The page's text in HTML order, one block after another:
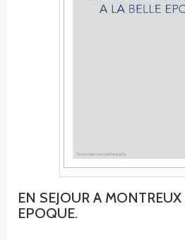
EN SEJOUR A
EPOQUE.